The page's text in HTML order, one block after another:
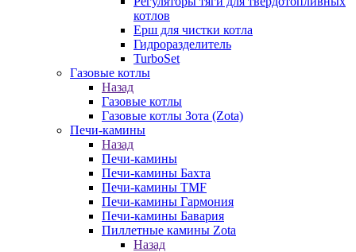
котлов
Ерш для чистки котла
Гидроразделитель
TurboSet
Газовые котлы
Назад
Газовые котлы
Газовые котлы Зота (Zota)
Печи-камины
Назад
Печи-камины
Печи-камины Бахта
Печи-камины TMF
Печи-камины Гармония
Печи-камины Бавария
Пиллетные камины Zota
Назад